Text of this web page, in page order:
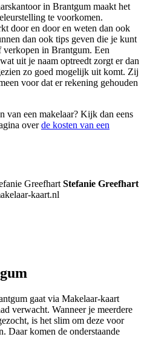
in Brantgum maakt het
te voorkomen.
door en door en weten dan ook
dan ook tips geven die je kunt
in Brantgum. Een
uit je naam optreedt zorgt er dan
zo goed mogelijk uit komt. Zij
voor dat er rekening gehouden
van een makelaar? Kijk dan eens
overde kosten van een
Stefanie Greefhart
kaart.nl
gaat via Makelaar-kaart
verwacht. Wanneer je meerdere
is het slim om deze voor
Daar komen de onderstaande